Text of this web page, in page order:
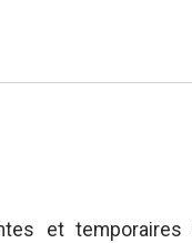
et temporaires